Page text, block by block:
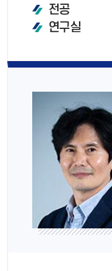
전공
연구실